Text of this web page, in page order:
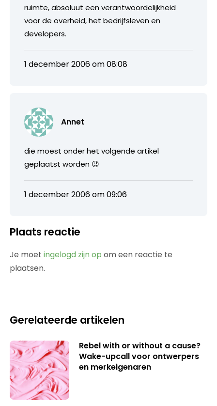
ruimte, absoluut een verantwoordelijkheid
voor de overheid, het bedrijfsleven en
developers.
1 december 2006 om 08:08
Annet
die moest onder het volgende artikel
geplaatst worden 😉
1 december 2006 om 09:06
Plaats reactie
Je moet ingelogd zijn op om een reactie te
plaatsen.
Gerelateerde artikelen
Rebel with or without a cause?
Wake-upcall voor ontwerpers
en merkeigenaren